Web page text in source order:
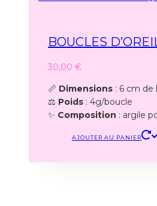
BOUCLES
30,00 €
📏 Dimensions : 6 cm de
⚖️ Poids : 4g/boucle
✨ Composition : argile
AJOUTER AU PANIER